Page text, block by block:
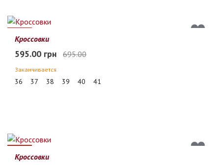
14%
Кроссовки
595.00 грн 695.00
Заканчивается
36 37 38 39 40 41
17%
Кроссовки